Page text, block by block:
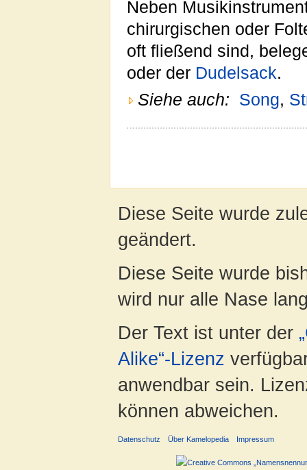
Neben
chirurgischen oder
oft fließend sind,
oder der Dudelsack.
Siehe auch: Song,
Diese Seite wurde
geändert.
Diese Seite wurde
wird nur alle Nase
Der Text ist unter der
Alike“-Lizenz
anwendbar sein.
können abweichen.
Datenschutz Über Kamelopedia Impressum